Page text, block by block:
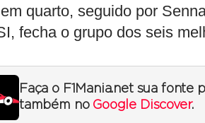
quarto, seguido por
fecha o grupo dos seis
Faça o F1Mania.net sua
também no Google Discover.